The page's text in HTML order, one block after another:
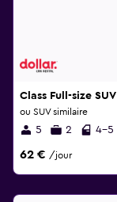
Class Full-size SUV
ou SUV similaire
5 2 4-5
62 € /jour